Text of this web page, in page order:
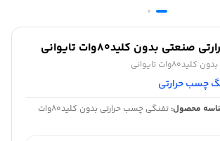
بدون کلید80وات تایوانی
تایوانی
چسب حرارتی
محصول: تفنگی چسب حرارتی بدون کلید80وات